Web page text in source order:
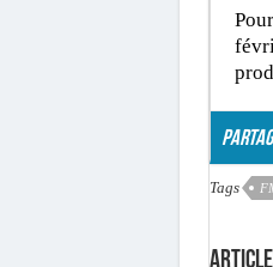
Tags